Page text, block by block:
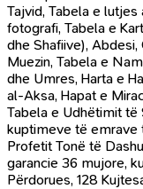
Tajvid, Tabela e
fotografi, Tabela e
dhe Shafiive), Abdesi,
Muezin, Tabela e
dhe Umres, Harta e
al-Aksa, Hapat e
Tabela e Udhëtimit të
kuptimeve të emrave
Profetit Tonë të
garancie 36 mujore,
Përdorues, 128